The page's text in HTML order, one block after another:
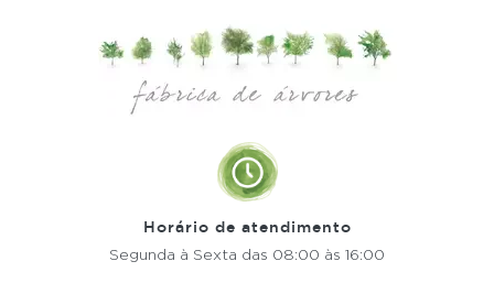
Horário de atendimento
Segunda à Sexta das 08:00 às 16:00